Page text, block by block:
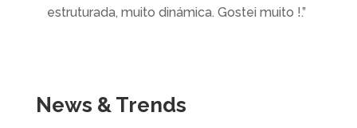
estruturada, muito dinámica. Gostei muito !.”
News & Trends